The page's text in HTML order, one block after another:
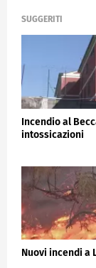
persona è
SUGGERITI
Incendio al
intossicazioni
Nuovi incendi a